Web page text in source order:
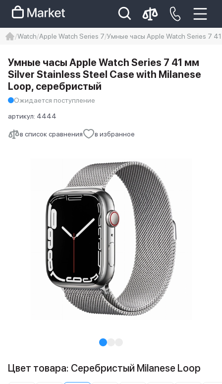
Iphone 14 pro max
айфон 14
Watch Apple Watch Series 7 Умные часы Apple Watch Series 7
в список сравнения в избранное
Умные часы Apple Watch Series 7 41 мм
Silver Stainless Steel Case with Milanese
Loop, серебристый
Ожидается поступление
артикул: 4444
Цвет товара: Серебристый Milanese Loop